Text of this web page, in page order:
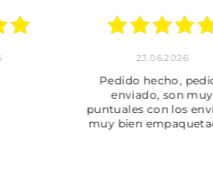
23.06.2026
Pedido hecho, pedido
enviado, son muy
puntuales con los envíos y
muy bien empaquetados.